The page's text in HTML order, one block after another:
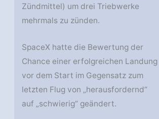
Zündmittel) um drei Triebwerke
mehrmals zu zünden.
SpaceX hatte die Bewertung der
Chance einer erfolgreichen Landung
vor dem Start im Gegensatz zum
letzten Flug von „herausfordernd“
auf „schwierig“ geändert.